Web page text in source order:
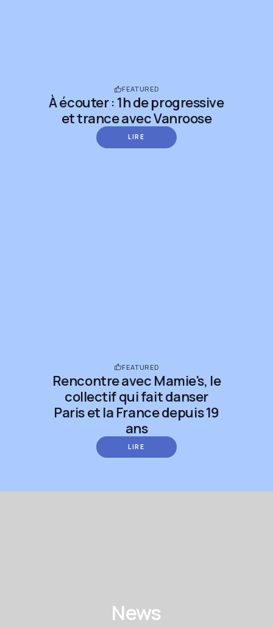
FEATURED
À écouter : 1h de progressive
et trance avec Vanroose
LIRE
FEATURED
Rencontre avec Mamie's, le
collectif qui fait danser
Paris et la France depuis 19
ans
LIRE
News